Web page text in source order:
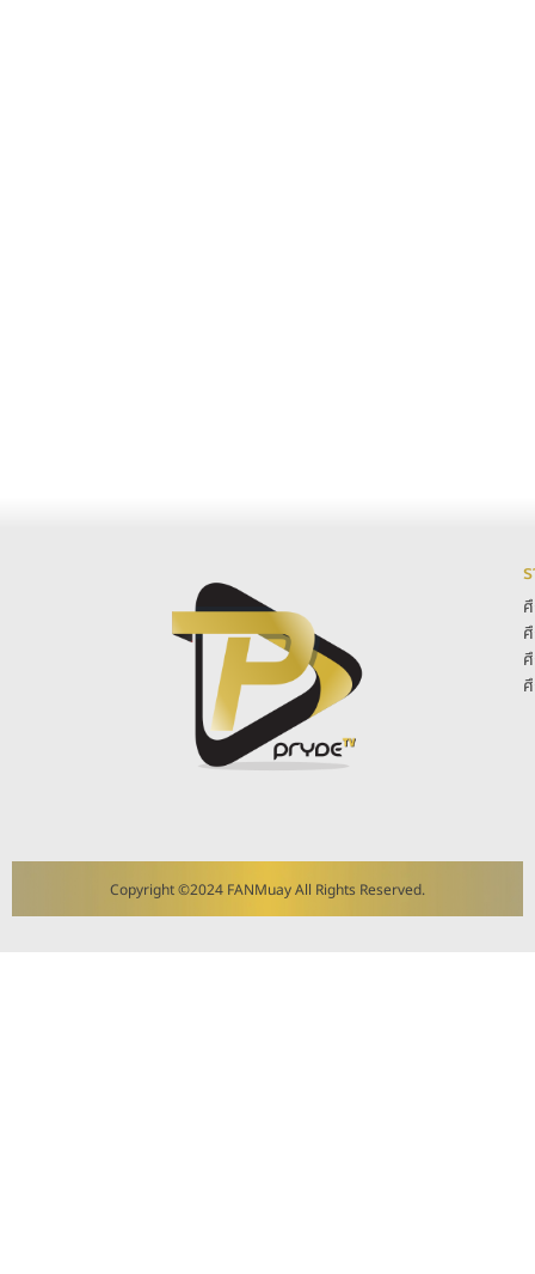
Copyright ©2024 FANMuay All Rights Reserved.